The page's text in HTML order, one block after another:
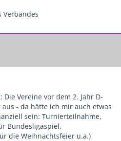
Verbandes
Vereine vor dem 2. Jahr D-
- da hätte ich mir auch etwas
sein: Turnierteilnahme,
Bundesligaspiel,
die Weihnachtsfeier u.a.)